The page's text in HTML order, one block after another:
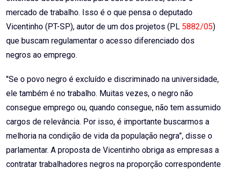
mercado de trabalho. Isso é o que pensa o deputado
Vicentinho (PT-SP), autor de um dos projetos (PL 5882/05)
que buscam regulamentar o acesso diferenciado dos
negros ao emprego.
"Se o povo negro é excluído e discriminado na universidade,
ele também é no trabalho. Muitas vezes, o negro não
consegue emprego ou, quando consegue, não tem assumido
cargos de relevância. Por isso, é importante buscarmos a
melhoria na condição de vida da população negra”, disse o
parlamentar. A proposta de Vicentinho obriga as empresas a
contratar trabalhadores negros na proporção correspondente